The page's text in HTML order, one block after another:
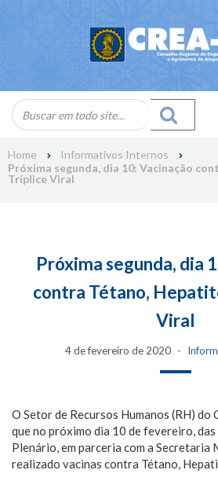
Home
Informativos Internos
Próxima segunda, dia 10: Vacinação
Tríplice Viral
Próxima segunda, dia
contra Tétano,
Viral
4 de fevereiro de 2020
O Setor de Recursos Humanos (RH) do
que no próximo dia 10 de fevereiro,
Plenário, em parceria com a Secretaria
realizado vacinas contra Tétano,